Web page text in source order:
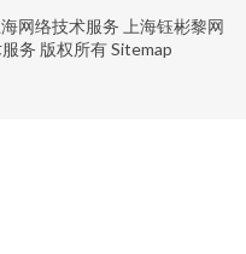
海网络技术服务 上海钰彬黎网
务 版权所有Sitemap